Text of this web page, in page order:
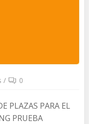
/ 0
PLAZAS PARA EL
PRUEBA